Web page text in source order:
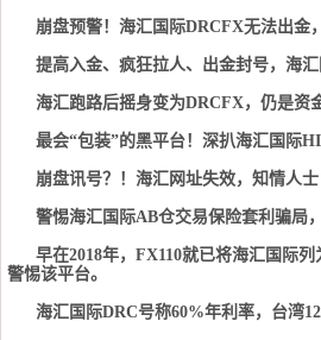
崩盘预警！海汇国际DRCFX无法出金
提高入金、疯狂拉人、出金封号，海汇
海汇跑路后摇身变为DRCFX，仍是资
最会“包装”的黑平台！深扒海汇国际
崩盘讯号？！海汇网址失效，知情人
警惕海汇国际AB仓交易保险套利骗局
早在2018年，FX110就已将海汇国际
警惕该平台。
海汇国际DRC号称60%年利率，台湾